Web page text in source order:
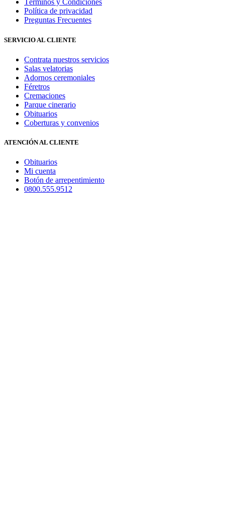
Términos y Condiciones
Política de privacidad
Preguntas Frecuentes
SERVICIO AL CLIENTE
Contrata nuestros servicios
Salas velatorias
Adornos ceremoniales
Féretros
Cremaciones
Parque cinerario
Obituarios
Coberturas y convenios
ATENCIÓN AL CLIENTE
Obituarios
Mi cuenta
Botón de arrepentimiento
0800.555.9512